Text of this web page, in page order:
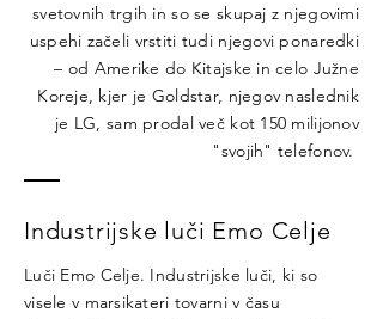
svetovnih trgih in so se skupaj z njegovimi
uspehi začeli vrstiti tudi njegovi ponaredki
– od Amerike do Kitajske in celo Južne
Koreje, kjer je Goldstar, njegov naslednik
je LG, sam prodal več kot 150 milijonov
"svojih" telefonov.
Industrijske luči Emo Celje
Luči Emo Celje. Industrijske luči, ki so
visele v marsikateri tovarni v času